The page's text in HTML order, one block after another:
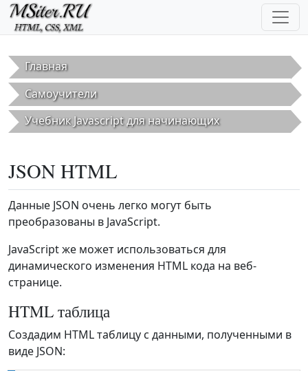
Перейти к основному содержанию
Главная
Самоучители
Учебник Javascript для начинающих
JSON HTML
Данные JSON очень легко могут быть
преобразованы в JavaScript.
JavaScript же может использоваться для
динамического изменения HTML кода на веб-
странице.
HTML таблица
Создадим HTML таблицу с данными, полученными в
виде JSON: